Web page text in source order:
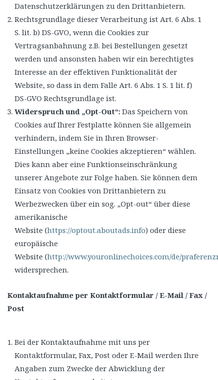
Datenschutzerklärungen zu den Drittanbietern.
Rechtsgrundlage dieser Verarbeitung ist Art. 6 Abs. 1
S. lit. b) DS-GVO, wenn die Cookies zur
Vertragsanbahnung z.B. bei Bestellungen gesetzt
werden und ansonsten haben wir ein berechtigtes
Interesse an der effektiven Funktionalität der
Website, so dass in dem Falle Art. 6 Abs. 1 S. 1 lit. f)
DS-GVO Rechtsgrundlage ist.
Widerspruch und „Opt-Out“: Das Speichern von
Cookies auf Ihrer Festplatte können Sie allgemein
verhindern, indem Sie in Ihren Browser-
Einstellungen „keine Cookies akzeptieren“ wählen.
Dies kann aber eine Funktionseinschränkung
unserer Angebote zur Folge haben. Sie können dem
Einsatz von Cookies von Drittanbietern zu
Werbezwecken über ein sog. „Opt-out“ über diese
amerikanische
Website (https://optout.aboutads.info) oder diese
europäische
Website (http://www.youronlinechoices.com/de/
widersprechen.
Kontaktaufnahme per Kontaktformular / E-Mail / Fax /
Post
Bei der Kontaktaufnahme mit uns per
Kontaktformular, Fax, Post oder E-Mail werden Ihre
Angaben zum Zwecke der Abwicklung der